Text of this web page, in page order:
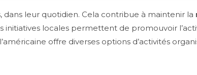
dans leur quotidien. Cela contribue à maintenir la
locales permettent de promouvoir
offre diverses options d’activités